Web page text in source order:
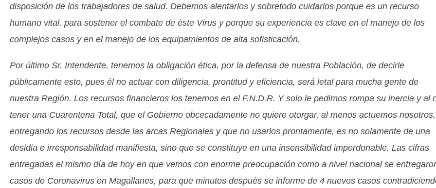
disposición de los trabajadores de salud. Debemos alentarlos y sobretodo cuidarlos porque es un recurso
humano vital, para sostener el combate de éste Virus y porque su experiencia es clave en el manejo de los
complejos casos y en el manejo de los equipamientos de alta sofisticación.
Por último Sr. Intendente, tenemos la obligación ética, por la defensa de nuestra Población, de decirle
públicamente esto, pues él no actuar con diligencia, prontitud y eficiencia, será letal para mucha gente de
nuestra Región. Los recursos financieros los tenemos en el F.N.D.R. Y solo le pedimos rompa su inercia y al
tener una Cuarentena Total, que el Gobierno obcecadamente no quiere otorgar, al menos actuemos nosotros,
entregando los recursos desde las arcas Regionales y que no usarlos prontamente, es no solamente de una
desidia e irresponsabilidad manifiesta, sino que se constituye en una insensibilidad imperdonable. Las cifras
entregadas el mismo día de hoy en que vemos con enorme preocupación como a nivel nacional se
casos de Coronavirus en Magallanes, para que minutos después se informe de 4 nuevos casos